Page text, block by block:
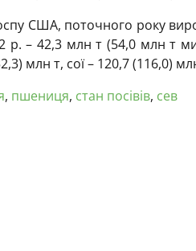
США, поточного року
р. – 42,3 млн т (54,0 млн т
млн т, сої – 120,7 (116,0)
, пшениця, стан посівів, сев